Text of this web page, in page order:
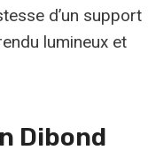
d’un support
lumineux et
Dibond